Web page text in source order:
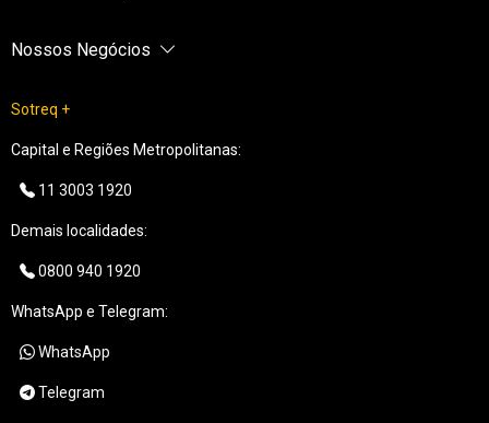
Nossos Negócios
Sotreq +
Capital e Regiões Metropolitanas:
11 3003 1920
Demais localidades:
0800 940 1920
WhatsApp e Telegram:
WhatsApp
Telegram